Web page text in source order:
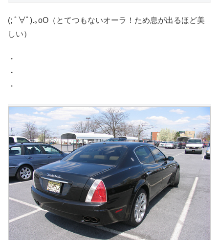
(; ﾟ∀ﾟ).｡oO（とてつもないオーラ！ため息が出るほど美
しい）
・
・
・